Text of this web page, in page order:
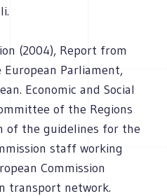
(2004), Report from
Parliament,
Economic and Social
of the Regions
of the guidelines for the
staff working
Commission
transport network.